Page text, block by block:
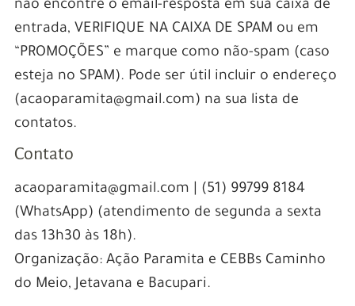
não encontre o email-resposta em sua caixa de
entrada, VERIFIQUE NA CAIXA DE SPAM ou em
“PROMOÇÕES” e marque como não-spam (caso
esteja no SPAM). Pode ser útil incluir o endereço
(acaoparamita@gmail.com) na sua lista de
contatos.
Contato
acaoparamita@gmail.com | (51) 99799 8184
(WhatsApp) (atendimento de segunda a sexta
das 13h30 às 18h).
Organização: Ação Paramita e CEBBs Caminho
do Meio, Jetavana e Bacupari.